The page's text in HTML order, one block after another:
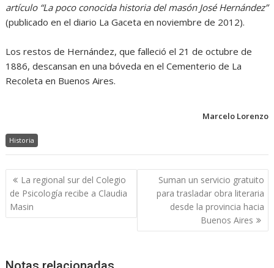
artículo “La poco conocida historia del masón José Hernández”
(publicado en el diario La Gaceta en noviembre de 2012).
Los restos de Hernández, que falleció el 21 de octubre de
1886, descansan en una bóveda en el Cementerio de La
Recoleta en Buenos Aires.
Marcelo Lorenzo
Historia
Navegación
de
entradas
La regional sur del Colegio
de Psicología recibe a Claudia
Masin
Suman un servicio gratuito
para trasladar obra literaria
desde la provincia hacia
Buenos Aires